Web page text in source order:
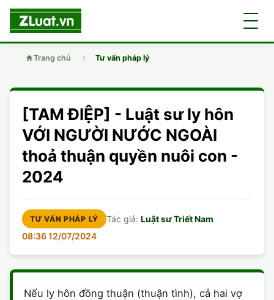
LUẬT SƯ
CHUYÊN VIÊN
TUYỂN DỤNG
DÂN SỰ
DOANH NGHIỆP
GIẤY PHÉP CON
DÂN SỰ
DOANH NGHIỆP
ĐẤT ĐAI
GIẤY PHÉP CON
DI CHÚC
ĐĂNG KÝ XE
DÂN SỰ
HÌNH SỰ
Trang chủ Tư vấn pháp lý
[TAM ĐIỆP] - Luật sư ly hôn
VỚI NGƯỜI NƯỚC NGOÀI
thoả thuận quyền nuôi con -
2024
TƯ VẤN PHÁP LÝ Tác giả:Luật sư Triết Nam
08:36 12/07/2024
Nếu ly hôn đồng thuận (thuận tình), cả hai vợ